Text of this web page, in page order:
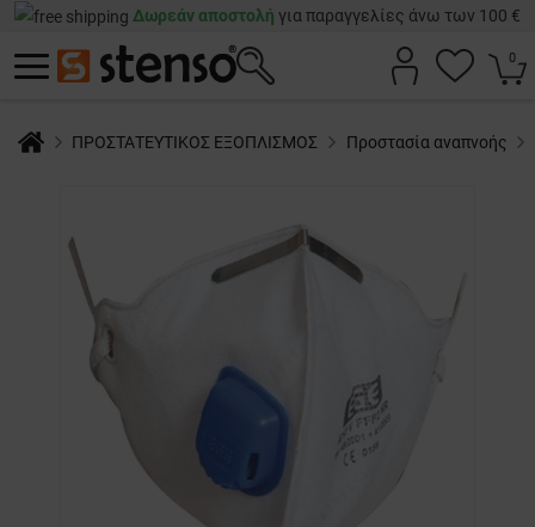
Δωρεάν αποστολή για παραγγελίες άνω των 100 €
0
ΠΡΟΣΤΑΤΕΥΤΙΚΟΣ ΕΞΟΠΛΙΣΜΟΣ Προστασία αναπνοής